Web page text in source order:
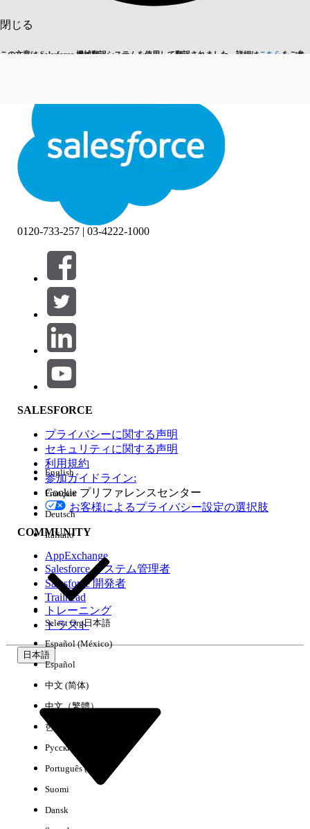
閉じる
この文章は Salesforce 機械翻訳システムを使用して翻訳されました。詳細はこちら をご参
閉じる 閉じる
絞り込み条件 (0)
絞り込み条件を選択
製品エリア
機能の影響
エディション
環境
0120-733-257 | 03-4222-1000
SALESFORCE
プライバシーに関する声明
セキュリティに関する声明
利用規約
参加ガイドライン:
Cookie プリファレンスセンター
お客様によるプライバシー設定の選択肢
COMMUNITY
AppExchange
Salesforce システム管理者
Salesforce 開発者
Trailhead
トレーニング
トラスト
日本語
English
Français
Deutsch
Italiano
Select Org日本語
Español (México)
Español
中文 (简体)
中文（繁體）
한국어
Русский
Português (Brasil)
Suomi
Dansk